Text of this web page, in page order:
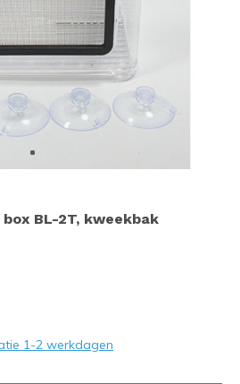
BL-2T, kweekbak
1-2 werkdagen